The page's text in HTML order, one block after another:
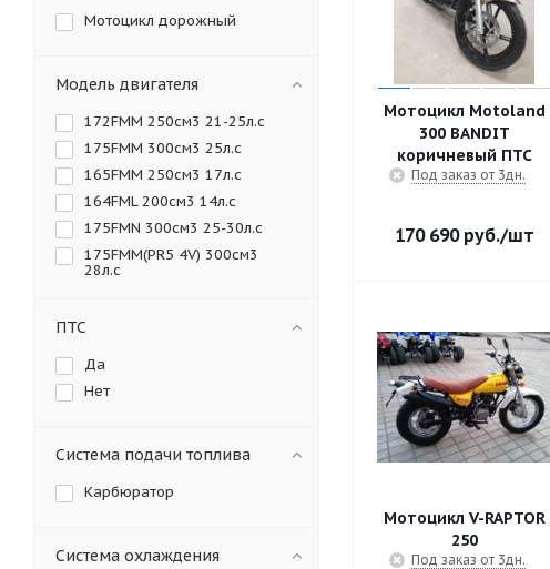
Мотоцикл Motoland
300 BANDIT
коричневый ПТС
Под заказ от 3дн.
170 690руб./шт
Мотоцикл V-RAPTOR
250
Под заказ от 3дн.
Мотоцикл дорожный
Модель двигателя
172FMM 250см3 21-25л.с
175FMM 300см3 25л.с
165FMM 250см3 17л.с
164FML 200см3 14л.с
175FMN 300см3 25-30л.с
175FMM(PR5 4V) 300см3
28л.с
ПТС
Да
Нет
Система подачи топлива
Карбюратор
Система охлаждения